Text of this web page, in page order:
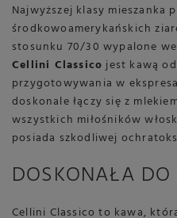
Najwyższej klasy mieszanka
środkowoamerykańskich
stosunku 70/30 wypalone
Cellini Classico jest kawą
przygotowywania w
doskonale łączy się z
wszystkich miłośników
posiada szkodliwej
DOSKONAŁA
Cellini Classico to kawa,